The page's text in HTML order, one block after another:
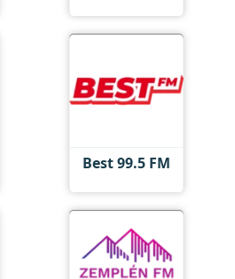
Best 99.5 FM